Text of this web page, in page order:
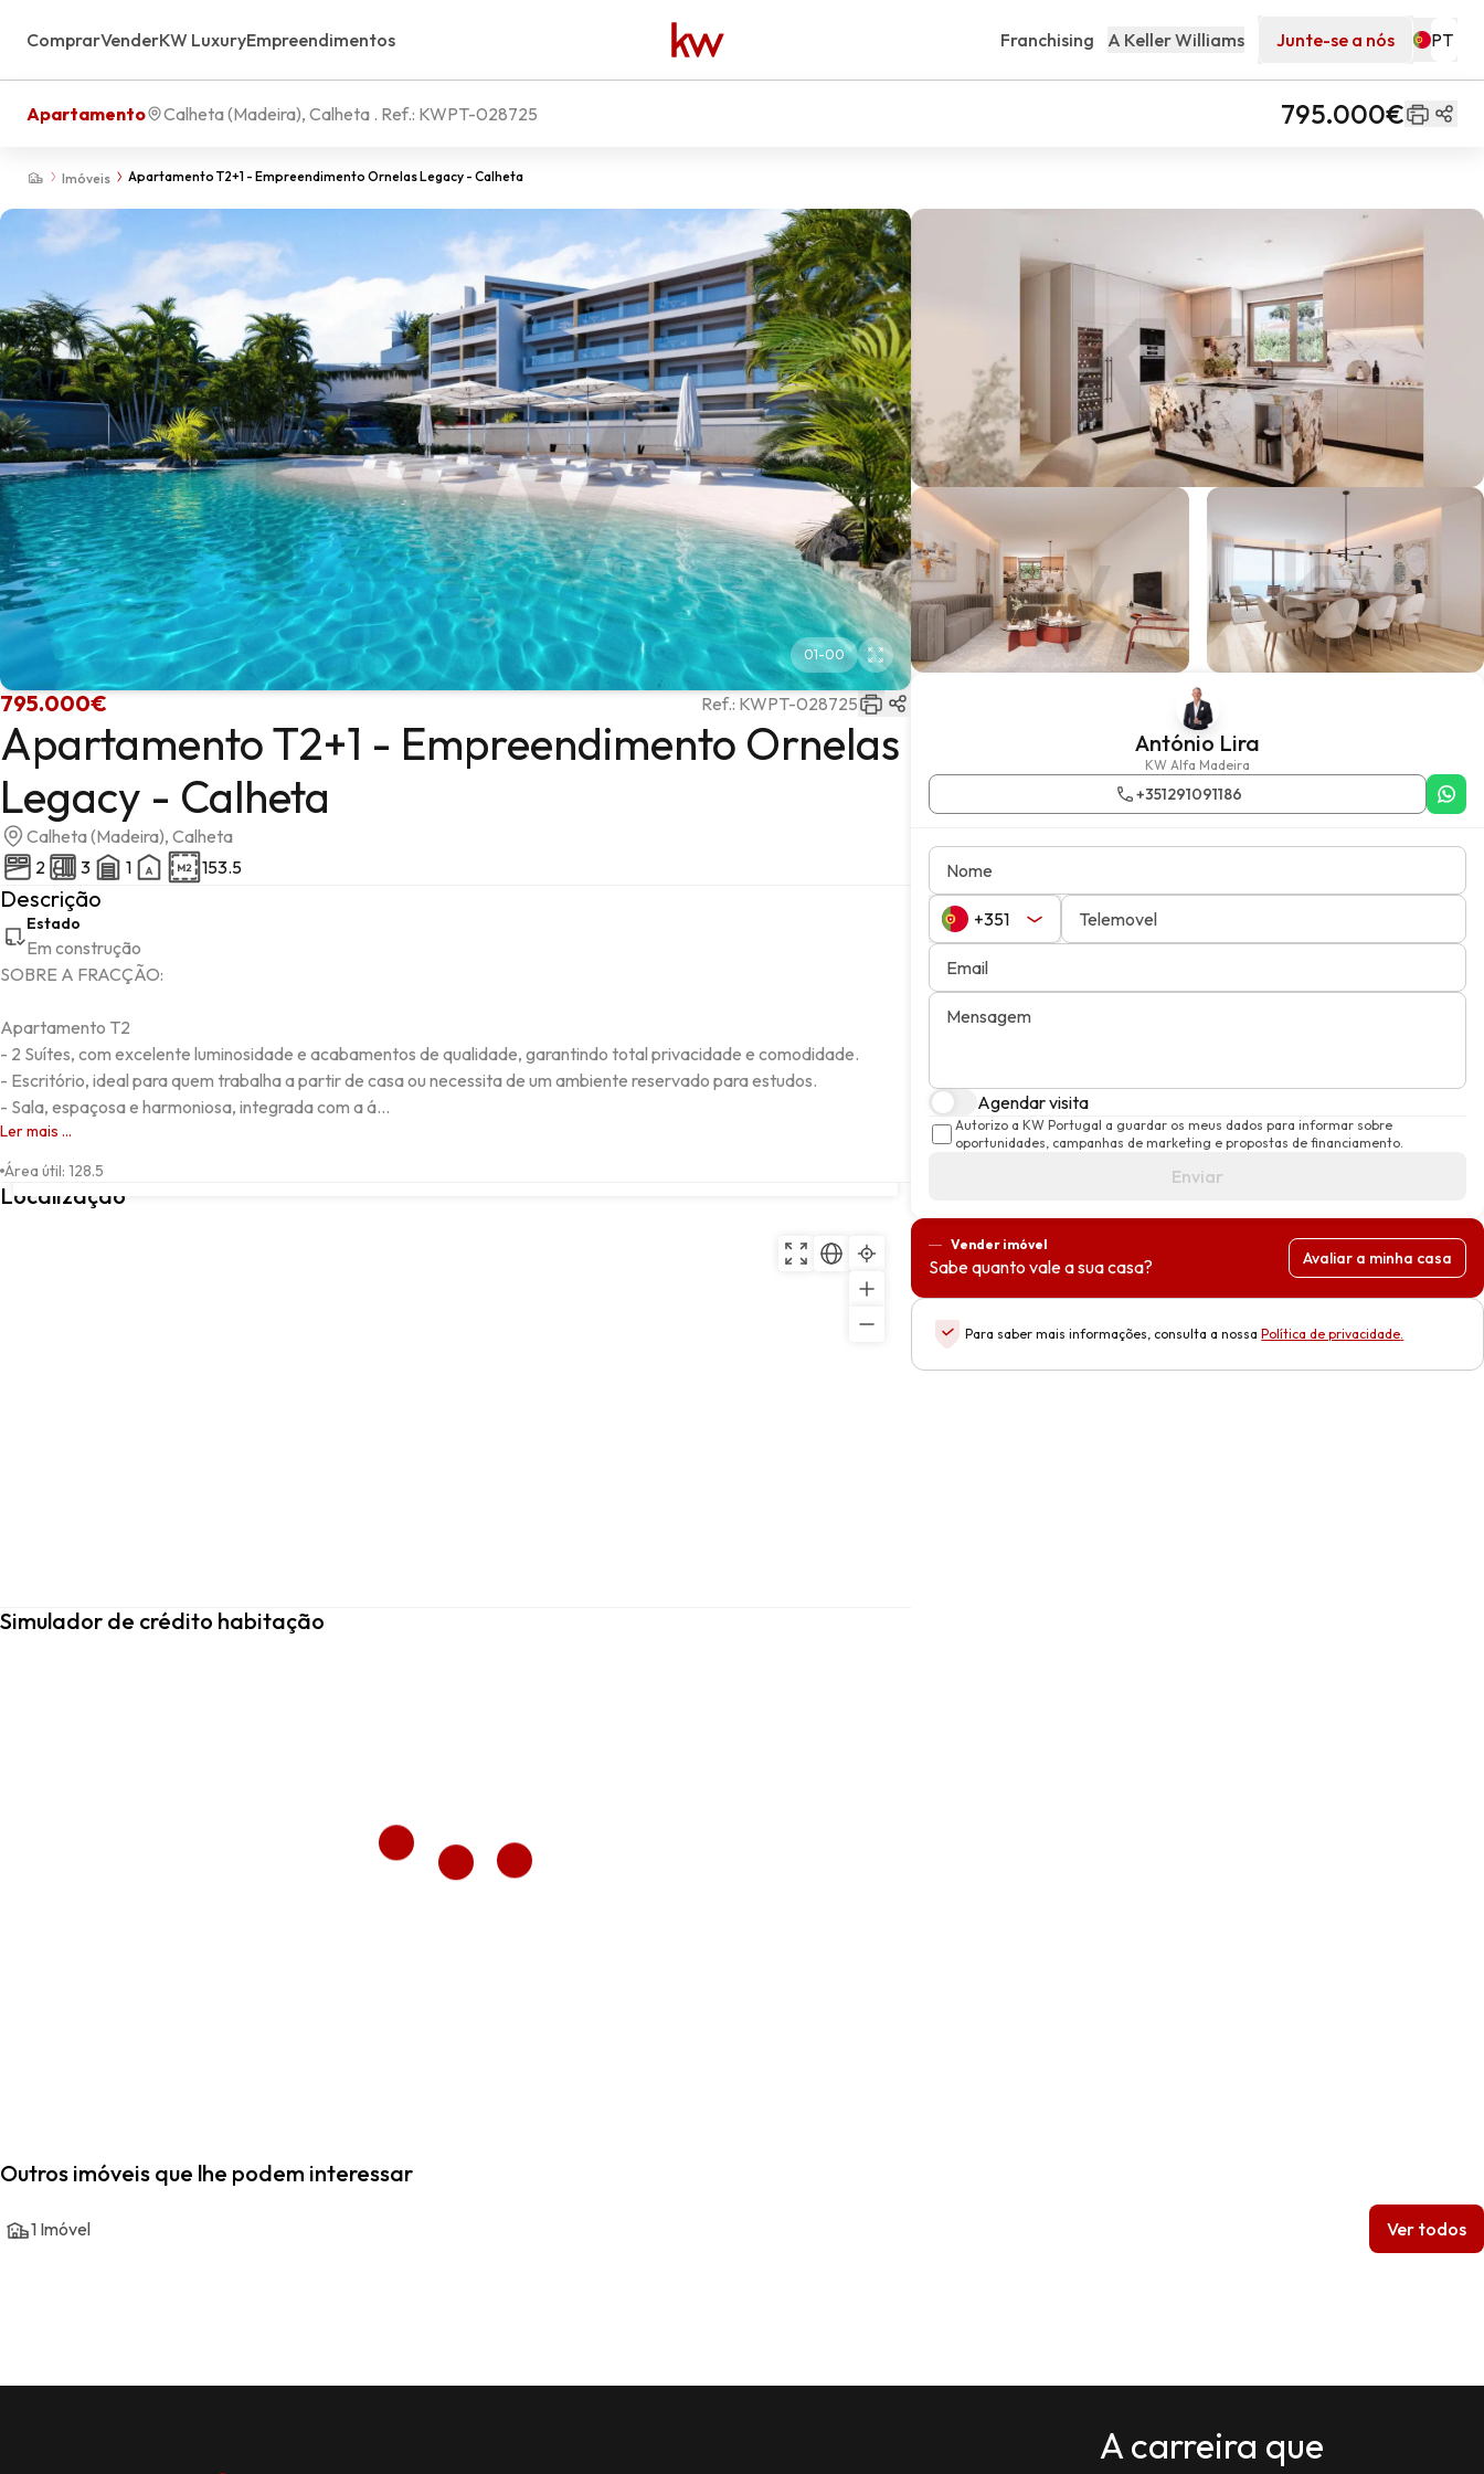
ComprarVenderKW LuxuryEmpreendimentos Franchising A Keller Williams Junte-se a nós
Imóveis Apartamento T2+1 - Empreendimento Ornelas Legacy - Calheta
Apartamento Calheta (Madeira), Calheta . Ref.: KWPT-028725 795.000€
01-00
795.000€ Ref.: KWPT-028725
Apartamento T2+1 - Empreendimento Ornelas
Legacy - Calheta
Calheta (Madeira), Calheta
2
3 1 153.5
Descrição
Estado
Em construção
SOBRE A FRACÇÃO:
Apartamento T2
- 2 Suítes, com excelente luminosidade e acabamentos de qualidade, garantindo total privacidade e comodidade.
- Escritório, ideal para quem trabalha a partir de casa ou necessita de um ambiente reservado para estudos.
- Sala, espaçosa e harmoniosa, integrada com a á...
Ler mais ...
Área útil: 128.5
Localização
Calheta, Calheta (Madeira), Ilha da Madeira
Simulador de crédito habitação
António Lira
KW Alfa Madeira
+351291091186
Nome
Telemovel
Email
Mensagem
Agendar visita
Autorizo a KW Portugal a guardar os meus dados para informar sobre
oportunidades, campanhas de marketing e propostas de financiamento.
Enviar
Vender imóvel
Sabe quanto vale a sua casa? Avaliar a minha casa
Para saber mais informações, consulta a nossa Política de privacidade.
Outros imóveis que lhe podem interessar
1 Imóvel Ver todos
A carreira que